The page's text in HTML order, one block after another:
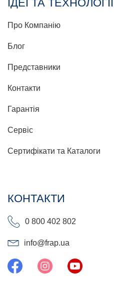
ІДЕЇ ТА ТЕХНОЛОГІЇ
Про Компанію
Блог
Представники
Контакти
Гарантія
Сервіс
Сертифікати та Каталоги
КОНТАКТИ
0 800 402 802
info@frap.ua